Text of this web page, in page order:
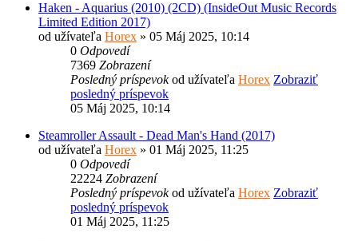
Haken - Aquarius (2010) (2CD) (InsideOut Music Records
Limited Edition 2017)
od užívateľa Horex » 05 Máj 2025, 10:14
0 Odpovedí
7369 Zobrazení
Posledný príspevokod užívateľa Horex Zobraziť
posledný príspevok
05 Máj 2025, 10:14
Steamroller Assault - Dead Man's Hand (2017)
od užívateľa Horex » 01 Máj 2025, 11:25
0 Odpovedí
22224 Zobrazení
Posledný príspevokod užívateľa Horex Zobraziť
posledný príspevok
01 Máj 2025, 11:25